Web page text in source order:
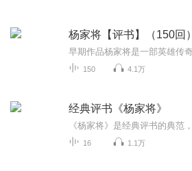
杨家将【评书】（150回）
150 4.1万
经典评书《杨家将》
16 1.1万